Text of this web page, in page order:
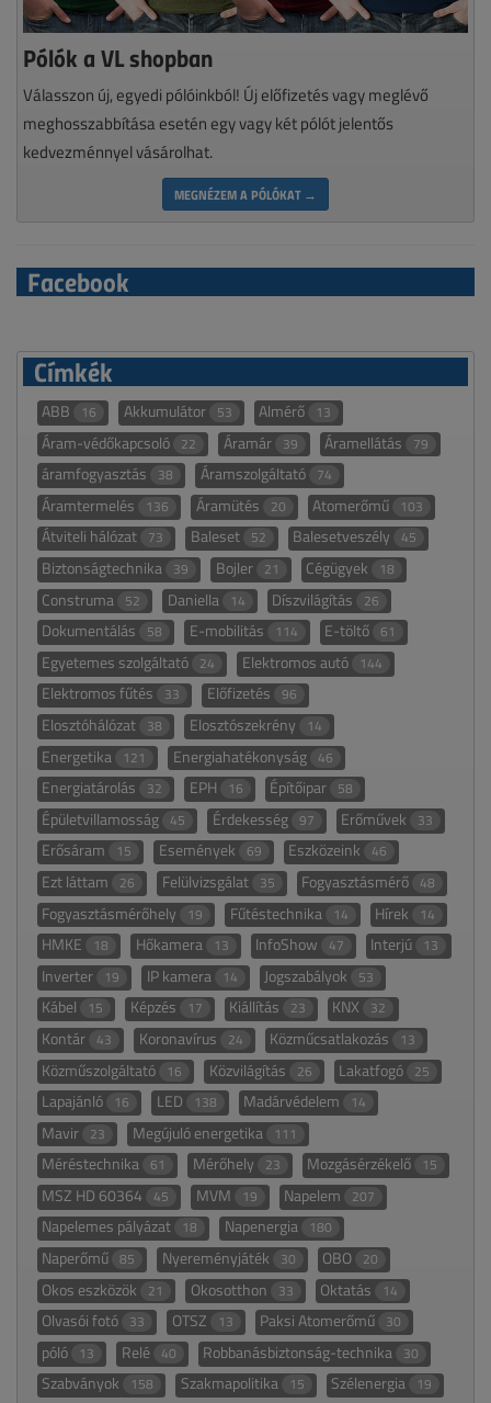
Pólók a VL shopban
Válasszon új, egyedi pólóinkból! Új előfizetés vagy meglévő
meghosszabbítása esetén egy vagy két pólót jelentős
kedvezménnyel vásárolhat.
MEGNÉZEM A PÓLÓKAT →
Facebook
Címkék
ABB 16 Akkumulátor 53 Almérő 13
Áram-védőkapcsoló 22 Áramár 39 Áramellátás 79
áramfogyasztás 38 Áramszolgáltató 74
Áramtermelés 136 Áramütés 20 Atomerőmű 103
Átviteli hálózat 73 Baleset 52 Balesetveszély 45
Biztonságtechnika 39 Bojler 21 Cégügyek 18
Construma 52 Daniella 14 Díszvilágítás 26
Dokumentálás 58 E-mobilitás 114 E-töltő 61
Egyetemes szolgáltató 24 Elektromos autó 144
Elektromos fűtés 33 Előfizetés 96
Elosztóhálózat 38 Elosztószekrény 14
Energetika 121 Energiahatékonyság 46
Energiatárolás 32 EPH 16 Építőipar 58
Épületvillamosság 45 Érdekesség 97 Erőművek 33
Erősáram 15 Események 69 Eszközeink 46
Ezt láttam 26 Felülvizsgálat 35 Fogyasztásmérő 48
Fogyasztásmérőhely 19 Fűtéstechnika 14 Hírek 14
HMKE 18 Hőkamera 13 InfoShow 47 Interjú 13
Inverter 19 IP kamera 14 Jogszabályok 53
Kábel 15 Képzés 17 Kiállítás 23 KNX 32
Kontár 43 Koronavírus 24 Közműcsatlakozás 13
Közműszolgáltató 16 Közvilágítás 26 Lakatfogó 25
Lapajánló 16 LED 138 Madárvédelem 14
Mavir 23 Megújuló energetika 111
Méréstechnika 61 Mérőhely 23 Mozgásérzékelő 15
MSZ HD 60364 45 MVM 19 Napelem 207
Napelemes pályázat 18 Napenergia 180
Naperőmű 85 Nyereményjáték 30 OBO 20
Okos eszközök 21 Okosotthon 33 Oktatás 14
Olvasói fotó 33 OTSZ 13 Paksi Atomerőmű 30
póló 13 Relé 40 Robbanásbiztonság-technika 30
Szabványok 158 Szakmapolitika 15 Szélenergia 19